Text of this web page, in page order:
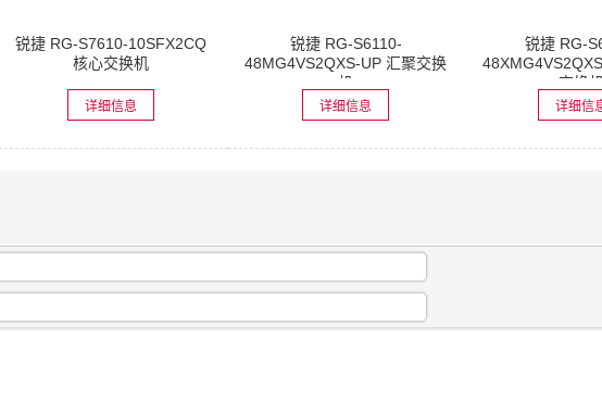
锐捷 RG-S7610-10SFX2CQ
核心交换机
详细信息
锐捷 RG-S6110-
48MG4VS2QXS-UP 汇聚交换
机
详细信息
锐捷 RG-
交换机
详细信